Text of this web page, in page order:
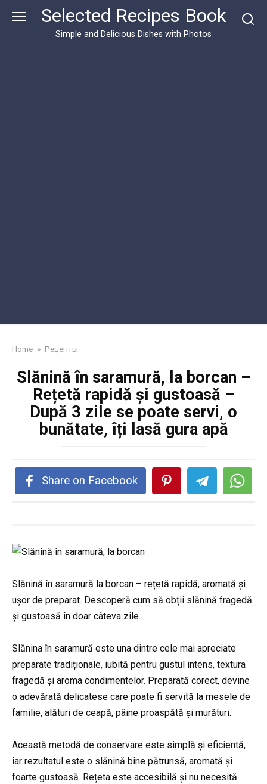
Selected Recipes Book
Simple and Delicious Dishes with Photos
Home » Рецепты
Slănină în saramură, la borcan –
Rețetă rapidă și gustoasă –
După 3 zile se poate servi, o
bunătate, îți lasă gura apă
Share on Facebook
Slănină în saramură la borcan – rețetă rapidă, aromată și
ușor de preparat. Descoperă cum să obții slănină fragedă
și gustoasă în doar câteva zile.
Slănina în saramură este una dintre cele mai apreciate
preparate tradiționale, iubită pentru gustul intens, textura
fragedă și aroma condimentelor. Preparată corect, devine
o adevărată delicatese care poate fi servită la mesele de
familie, alături de ceapă, pâine proaspătă și murături.
Această metodă de conservare este simplă și eficientă,
iar rezultatul este o slănină bine pătrunsă, aromată și
foarte gustoasă. Rețeta este accesibilă și nu necesită